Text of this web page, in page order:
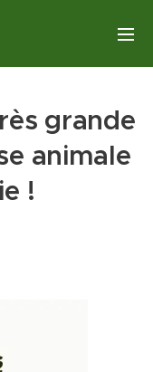
grande
animale
!